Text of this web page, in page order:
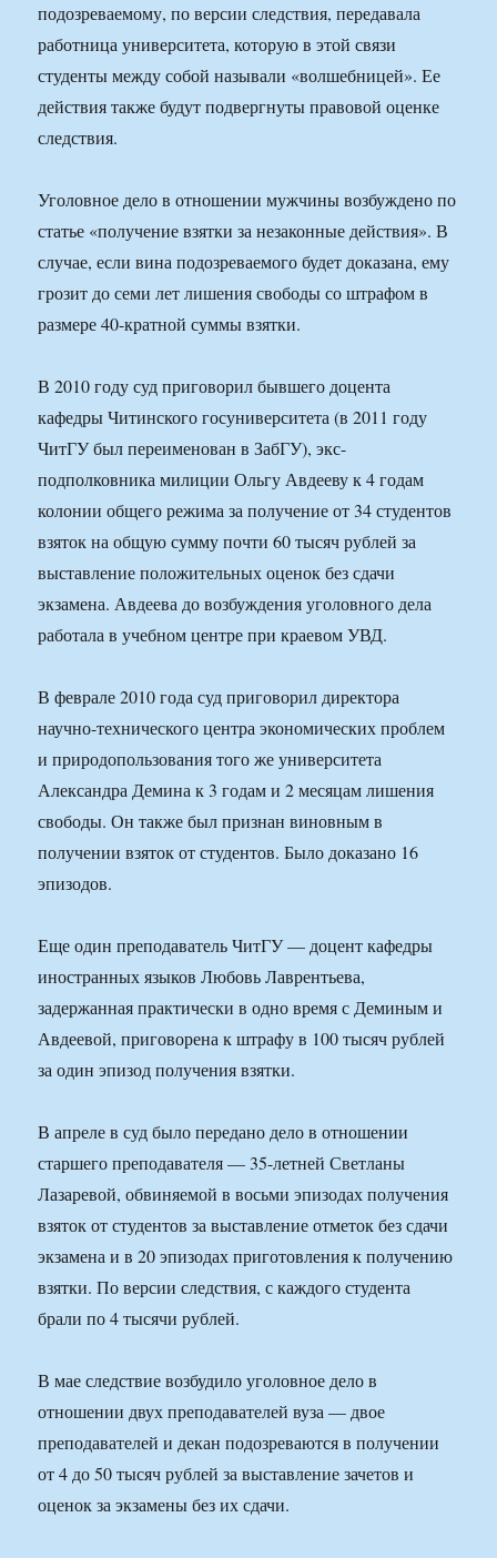
подозреваемому, по версии следствия, передавала
работница университета, которую в этой связи
студенты между собой называли «волшебницей». Ее
действия также будут подвергнуты правовой оценке
следствия.
Уголовное дело в отношении мужчины возбуждено по
статье «получение взятки за незаконные действия». В
случае, если вина подозреваемого будет доказана, ему
грозит до семи лет лишения свободы со штрафом в
размере 40-кратной суммы взятки.
В 2010 году суд приговорил бывшего доцента
кафедры Читинского госуниверситета (в 2011 году
ЧитГУ был переименован в ЗабГУ), экс-
подполковника милиции Ольгу Авдееву к 4 годам
колонии общего режима за получение от 34 студентов
взяток на общую сумму почти 60 тысяч рублей за
выставление положительных оценок без сдачи
экзамена. Авдеева до возбуждения уголовного дела
работала в учебном центре при краевом УВД.
В феврале 2010 года суд приговорил директора
научно-технического центра экономических проблем
и природопользования того же университета
Александра Демина к 3 годам и 2 месяцам лишения
свободы. Он также был признан виновным в
получении взяток от студентов. Было доказано 16
эпизодов.
Еще один преподаватель ЧитГУ — доцент кафедры
иностранных языков Любовь Лаврентьева,
задержанная практически в одно время с Деминым и
Авдеевой, приговорена к штрафу в 100 тысяч рублей
за один эпизод получения взятки.
В апреле в суд было передано дело в отношении
старшего преподавателя — 35-летней Светланы
Лазаревой, обвиняемой в восьми эпизодах получения
взяток от студентов за выставление отметок без сдачи
экзамена и в 20 эпизодах приготовления к получению
взятки. По версии следствия, с каждого студента
брали по 4 тысячи рублей.
В мае следствие возбудило уголовное дело в
отношении двух преподавателей вуза — двое
преподавателей и декан подозреваются в получении
от 4 до 50 тысяч рублей за выставление зачетов и
оценок за экзамены без их сдачи.